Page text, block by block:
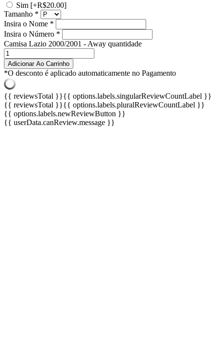
Sim [+R$20.00]
Tamanho *
Insira o Nome *
Insira o Número *
Camisa Lazio 2000/2001 - Away quantidade
Adicionar Ao Carrinho
*O desconto é aplicado automaticamente no Pagamento
{{ reviewsTotal }}{{ options.labels.singularReviewCountLabel }}
{{ reviewsTotal }}{{ options.labels.pluralReviewCountLabel }}
{{ options.labels.newReviewButton }}
{{ userData.canReview.message }}